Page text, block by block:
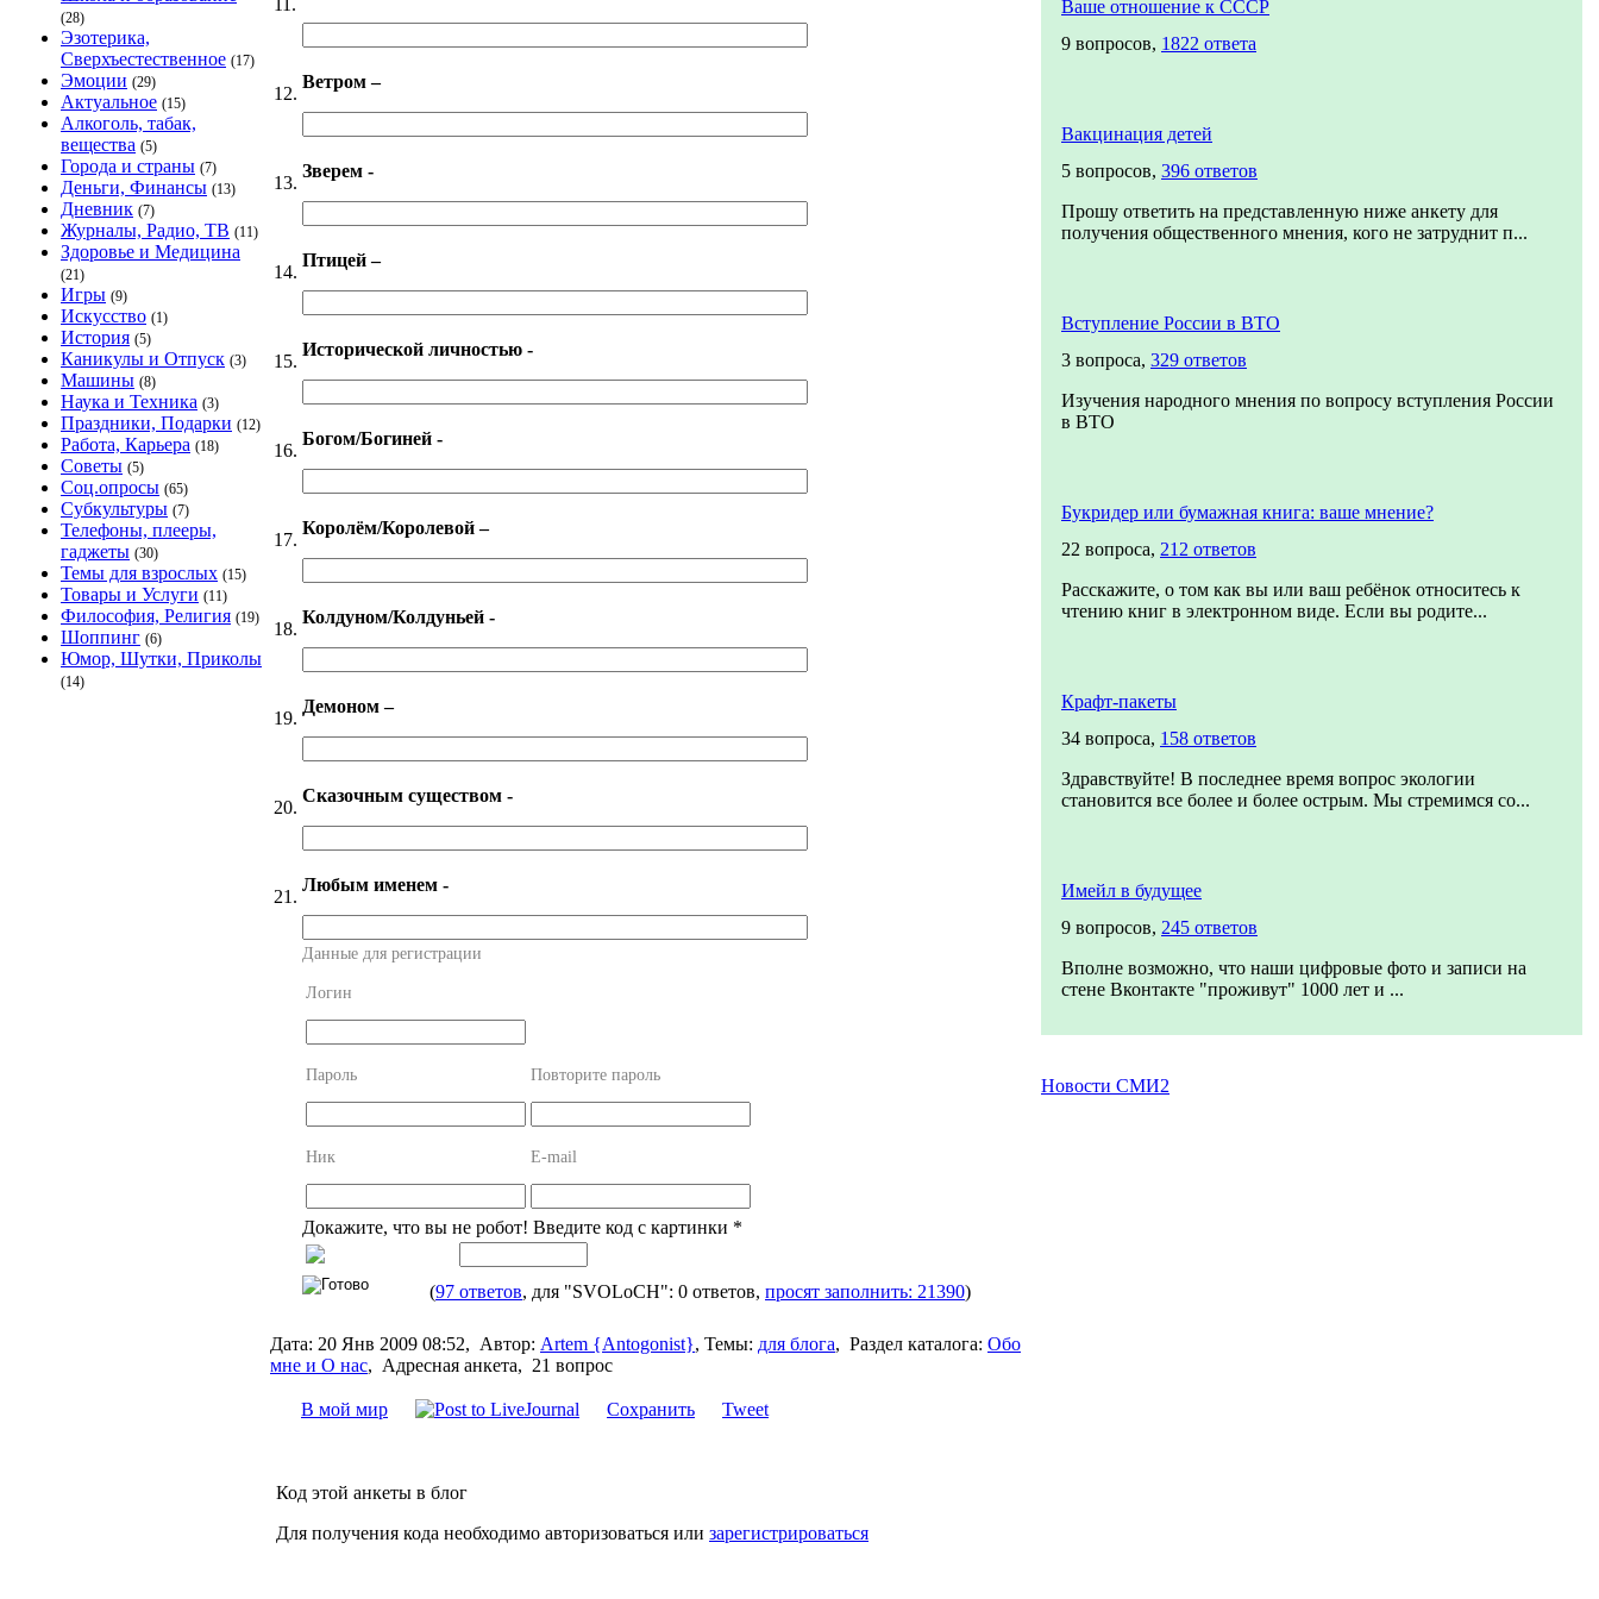
(28)
Эзотерика,
Сверхъестественное (17)
Эмоции (29)
Актуальное (15)
Алкоголь, табак,
вещества (5)
Города и страны (7)
Деньги, Финансы (13)
Дневник (7)
Журналы, Радио, ТВ (11)
Здоровье и Медицина
(21)
Игры (9)
Искусство (1)
История (5)
Каникулы и Отпуск (3)
Машины (8)
Наука и Техника (3)
Праздники, Подарки (12)
Работа, Карьера (18)
Советы (5)
Соц.опросы (65)
Субкультуры (7)
Телефоны, плееры,
гаджеты (30)
Темы для взрослых (15)
Товары и Услуги (11)
Философия, Религия (19)
Шоппинг (6)
Юмор, Шутки, Приколы
(14)
12.
Ветром –
13.
Зверем -
14.
Птицей –
15.
Исторической личностью -
16.
Богом/Богиней -
17.
Королём/Королевой –
18.
Колдуном/Колдуньей -
19.
Демоном –
20.
Сказочным существом -
21.
Любым именем -
Данные для регистрации
Логин
Пароль Повторите пароль
Ник E-mail
Докажите, что вы не робот! Введите код с картинки *
(97 ответов, для "SVOLoCH": 0 ответов, просят заполнить: 21390)
Дата: 20 Янв 2009 08:52, Автор: Artem {Antogonist}, Темы: для блога, Раздел каталога: Обо
мне и О нас, Адресная анкета, 21 вопрос
В мой мир Сохранить Tweet
Код этой анкеты в блог
Для получения кода необходимо авторизоваться или зарегистрироваться
Ваше отношение к СССР
9 вопросов, 1822 ответа
Вакцинация детей
5 вопросов, 396 ответов
Прошу ответить на представленную ниже анкету для
получения общественного мнения, кого не затруднит п...
Вступление России в ВТО
3 вопроса, 329 ответов
Изучения народного мнения по вопросу вступления России
в ВТО
Букридер или бумажная книга: ваше мнение?
22 вопроса, 212 ответов
Расскажите, о том как вы или ваш ребёнок относитесь к
чтению книг в электронном виде. Если вы родите...
Крафт-пакеты
34 вопроса, 158 ответов
Здравствуйте! В последнее время вопрос экологии
становится все более и более острым. Мы стремимся со...
Имейл в будущее
9 вопросов, 245 ответов
Вполне возможно, что наши цифровые фото и записи на
стене Вконтакте "проживут" 1000 лет и ...
Новости СМИ2